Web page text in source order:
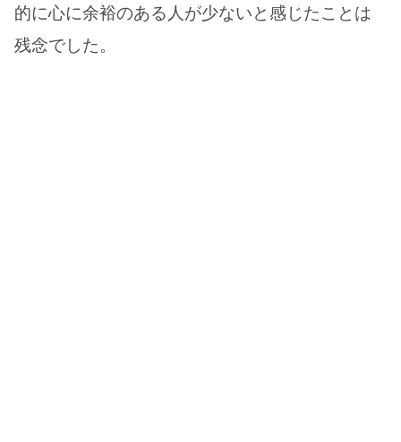
的に心に余裕のある人が少ないと感じたことは
残念でした。